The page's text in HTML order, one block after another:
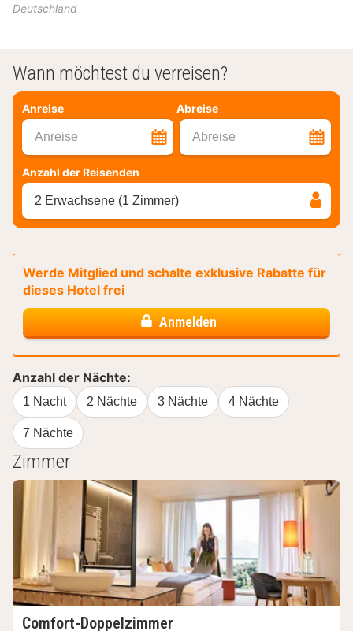
Deutschland
Wann möchtest du verreisen?
Anreise Abreise
Anreise Abreise
Anzahl der Reisenden
2 Erwachsene (1 Zimmer)
Werde Mitglied und schalte exklusive Rabatte für
dieses Hotel frei
Anmelden
Anzahl der Nächte:
1 Nacht 2 Nächte 3 Nächte 4 Nächte
7 Nächte
Zimmer
Comfort-Doppelzimmer